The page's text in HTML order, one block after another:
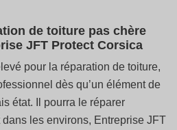
de toiture pas chère
JFT Protect Corsica
pour la réparation de toiture,
dès qu’un élément de
état. Il pourra le réparer
les environs, Entreprise JFT